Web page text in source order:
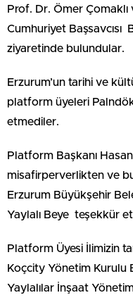
Prof. Dr. Ömer Çomaklı
Cumhuriyet Başsavcısı
ziyaretinde bulundular.
Erzurum’un tarihi ve
platform üyeleri
etmediler.
Platform Başkanı
misafirperverlikten ve
Erzurum Büyükşehir
Yaylalı Beye teşekkür
Platform Üyesi İlimizin
Koçcity Yönetim Kurulu
Yaylalılar İnşaat